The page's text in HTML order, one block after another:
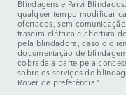
Blindagens e Parvi
qualquer tempo modificar
ofertados, sem
traseira elétrica e abertura
pela blindadora, caso o
documentação de
cobrada a parte pela
sobre os serviços de
Rover de preferência.”